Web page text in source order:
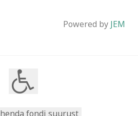
Powered by JEM
fondi suurust